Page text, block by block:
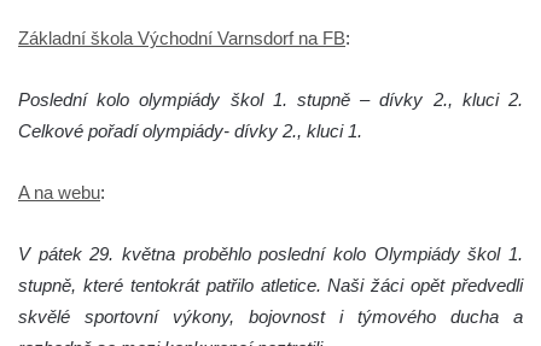
Základní škola Východní Varnsdorf na FB:
Poslední kolo olympiády škol 1. stupně – dívky 2., kluci 2.
Celkové pořadí olympiády- dívky 2., kluci 1.
A na webu:
V pátek 29. května proběhlo poslední kolo Olympiády škol 1.
stupně, které tentokrát patřilo atletice. Naši žáci opět předvedli
skvělé sportovní výkony, bojovnost i týmového ducha a